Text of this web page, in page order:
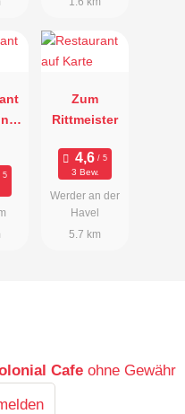
Zum
Rittmeister
3 Bew.
Werder an der
Havel
5.7 km
Cafe ohne Gewähr